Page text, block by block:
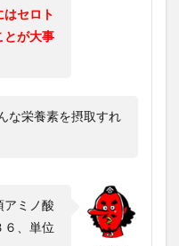
はセロト
とが大事
な栄養素を摂取すれ
アミノ酸
６、単位